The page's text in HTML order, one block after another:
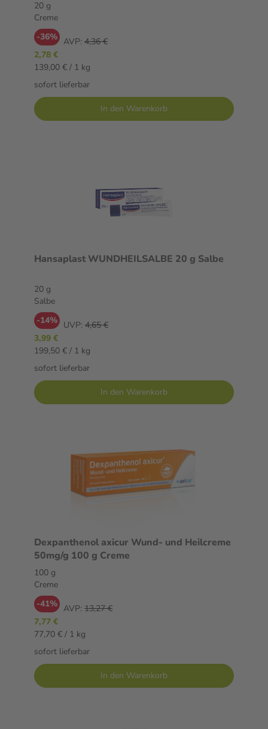
20 g
Creme
-36% AVP: 4,36 €
2,78 €
139,00 € / 1 kg
sofort lieferbar
In den Warenkorb
Hansaplast WUNDHEILSALBE 20 g Salbe
20 g
Salbe
-14% UVP: 4,65 €
3,99 €
199,50 € / 1 kg
sofort lieferbar
In den Warenkorb
Dexpanthenol axicur Wund- und Heilcreme
50mg/g 100 g Creme
100 g
Creme
-41% AVP: 13,27 €
7,77 €
77,70 € / 1 kg
sofort lieferbar
In den Warenkorb